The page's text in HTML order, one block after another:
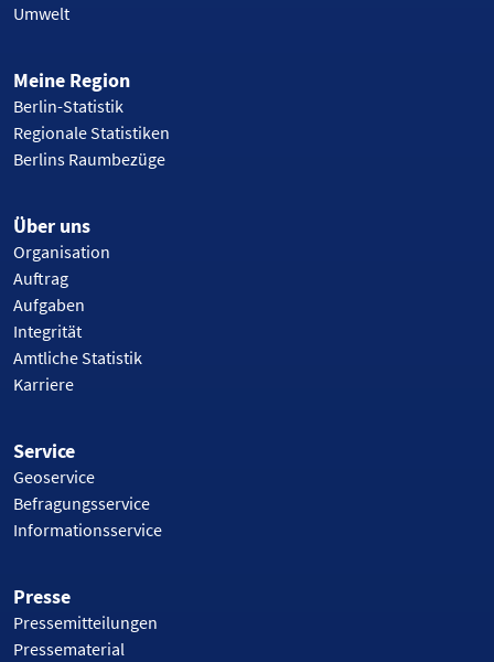
Umwelt
Meine Region
Berlin-Statistik
Regionale Statistiken
Berlins Raumbezüge
Über uns
Organisation
Auftrag
Aufgaben
Integrität
Amtliche Statistik
Karriere
Service
Geoservice
Befragungsservice
Informationsservice
Presse
Pressemitteilungen
Pressematerial